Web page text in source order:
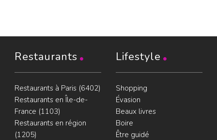
Restaurants
Restaurants à Paris (6402)
Restaurants en Île-de-
France (1103)
Restaurants en région
(1205)
Lifestyle
Shopping
Évasion
Beaux livres
Boire
Être guidé